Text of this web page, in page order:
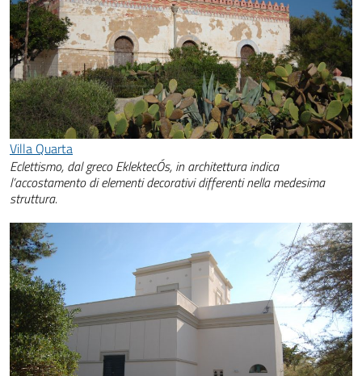
Villa Quarta
Eclettismo, dal greco EklektecÓs, in architettura indica
l’accostamento di elementi decorativi differenti nella medesima
struttura.